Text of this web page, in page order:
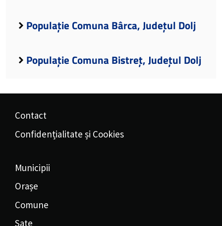
Populație Comuna Bârca, Județul Dolj
Populație Comuna Bistreț, Județul Dolj
Contact
Confidențialitate și Cookies
Municipii
Orașe
Comune
Sate